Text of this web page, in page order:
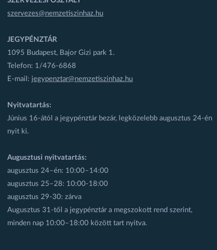
szervezes@nemzetiszinhaz.hu
JEGYPÉNZTÁR
1095 Budapest, Bajor Gizi park 1.
Telefon: 1/476-6868
E-mail: jegypenztar@nemzetiszinhaz.hu
Nyitvatartás:
Június 16-ától a jegypénztár bezár, legközelebb augusztus 24-én
nyit ki.
Augusztusi nyitvatartás:
augusztus 24–én: 10:00–14:00
augusztus 25–28: 10:00-18:00
augusztus 29-30: zárva
Augusztus 31-től a jegypénztár a megszokott rend szerint,
minden nap 10:00–18:00 között tart nyitva.